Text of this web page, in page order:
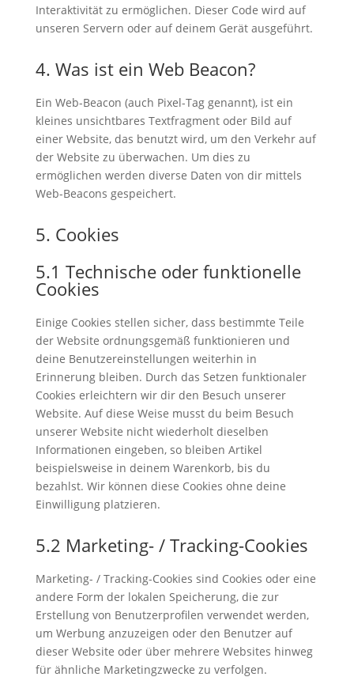
Interaktivität zu ermöglichen. Dieser Code wird auf
unseren Servern oder auf deinem Gerät ausgeführt.
4. Was ist ein Web Beacon?
Ein Web-Beacon (auch Pixel-Tag genannt), ist ein
kleines unsichtbares Textfragment oder Bild auf
einer Website, das benutzt wird, um den Verkehr auf
der Website zu überwachen. Um dies zu
ermöglichen werden diverse Daten von dir mittels
Web-Beacons gespeichert.
5. Cookies
5.1 Technische oder funktionelle
Cookies
Einige Cookies stellen sicher, dass bestimmte Teile
der Website ordnungsgemäß funktionieren und
deine Benutzereinstellungen weiterhin in
Erinnerung bleiben. Durch das Setzen funktionaler
Cookies erleichtern wir dir den Besuch unserer
Website. Auf diese Weise musst du beim Besuch
unserer Website nicht wiederholt dieselben
Informationen eingeben, so bleiben Artikel
beispielsweise in deinem Warenkorb, bis du
bezahlst. Wir können diese Cookies ohne deine
Einwilligung platzieren.
5.2 Marketing- / Tracking-Cookies
Marketing- / Tracking-Cookies sind Cookies oder eine
andere Form der lokalen Speicherung, die zur
Erstellung von Benutzerprofilen verwendet werden,
um Werbung anzuzeigen oder den Benutzer auf
dieser Website oder über mehrere Websites hinweg
für ähnliche Marketingzwecke zu verfolgen.